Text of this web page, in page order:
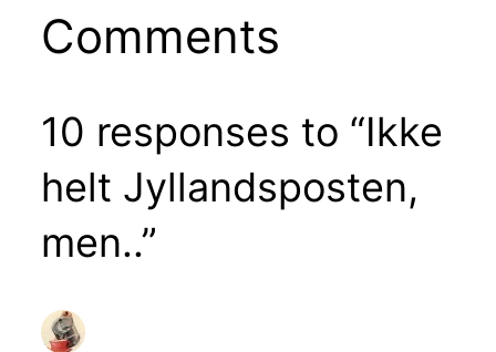
Comments
10 responses to “Ikke
helt Jyllandsposten,
men..”